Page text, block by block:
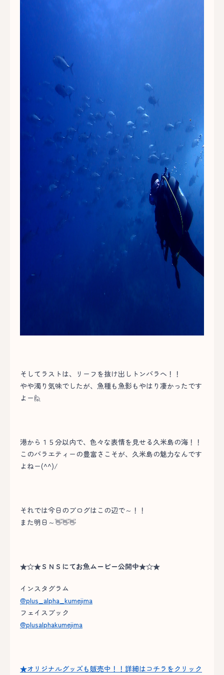
そしてラストは、リーフを抜け出しトンバラへ！！
やや濁り気味でしたが、魚種も魚影もやはり凄かったです
よー🙋
港から１５分以内で、色々な表情を見せる久米島の海！！
このバラエティーの豊富さこそが、久米島の魅力なんです
よねー(^^)/
それでは今日のブログはこの辺で～！！
また明日～👋👋👋
★☆★ＳＮＳにてお魚ムービー公開中★☆★
インスタグラム
@plus_alpha_kumejima
フェイスブック
@plusalphakumejima
★オリジナルグッズも販売中！！詳細はコチラをクリック